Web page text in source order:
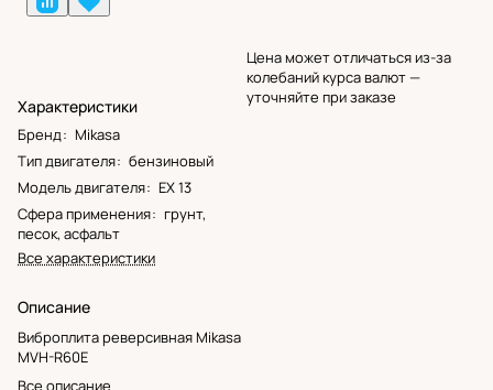
Характеристики
Бренд: Mikasa
Тип двигателя: бензиновый
Модель двигателя: EX 13
Сфера применения: грунт,
песок, асфальт
Все характеристики
Описание
Виброплита реверсивная Mikasa
MVH-R60E
Цена может отличаться из-за
колебаний курса валют —
уточняйте при заказе